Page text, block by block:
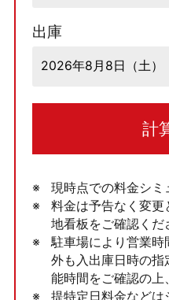
出庫
計
現時点での料金シミ
料金は予告なく変
地看板をご確認くだ
駐車場により営業時
外も入出庫日時の
能時間をご確認の上
提特定日料金などは